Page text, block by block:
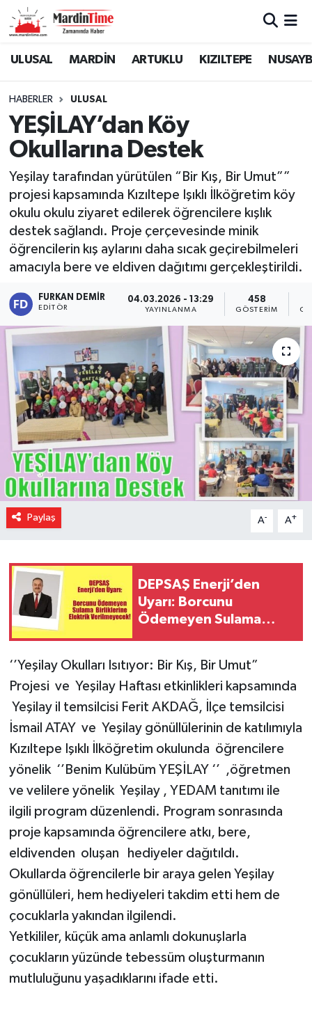
ULUSAL MARDİN ARTUKLU KIZILTEPE
HABERLER ULUSAL
YEŞİLAY’dan Köy
Okullarına Destek
Yeşilay tarafından yürütülen “Bir Kış, Bir Umut””
projesi kapsamında Kızıltepe Işıklı İlköğretim köy
okulu okulu ziyaret edilerek öğrencilere kışlık
destek sağlandı. Proje çerçevesinde minik
öğrencilerin kış aylarını daha sıcak geçirebilmeleri
amacıyla bere ve eldiven dağıtımı gerçekleştirildi.
FURKAN DEMIR
EDITÖR
04.03.2026 - 13:29
YAYINLANMA
458
GÖSTERIM
Paylaş A- A+
DEPSAŞ Enerji’den
Uyarı: Borcunu
Ödemeyen Sulama
‘’Yeşilay Okulları Isıtıyor: Bir Kış, Bir Umut”
Projesi ve Yeşilay Haftası etkinlikleri kapsamında
Yeşilay il temsilcisi Ferit AKDAĞ, İlçe temsilcisi
İsmail ATAY ve Yeşilay gönüllülerinin de katılımıyla
Kızıltepe Işıklı İlköğretim okulunda öğrencilere
yönelik ‘’Benim Kulübüm YEŞİLAY ‘’ ,öğretmen
ve velilere yönelik Yeşilay , YEDAM tanıtımı ile
ilgili program düzenlendi. Program sonrasında
proje kapsamında öğrencilere atkı, bere,
eldivenden oluşan hediyeler dağıtıldı.
Okullarda öğrencilerle bir araya gelen Yeşilay
gönüllüleri, hem hediyeleri takdim etti hem de
çocuklarla yakından ilgilendi.
Yetkililer, küçük ama anlamlı dokunuşlarla
çocukların yüzünde tebessüm oluşturmanın
mutluluğunu yaşadıklarını ifade etti.
Mardin Nöbetçi Eczaneler
Mardin Namaz Vakitleri
Mardin Trafik Yoğunluk Haritası
Süper Lig Puan Durumu ve Fikstür
Tüm Manşetler
Son Dakika Haberleri
Haber Arşivi